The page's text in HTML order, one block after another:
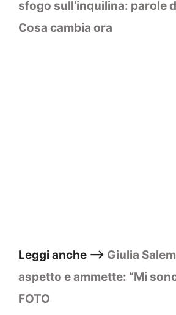
sfogo sull’inquilina: parole
Cosa cambia ora
Leggi anche –> Giulia
aspetto e ammette: “Mi
FOTO